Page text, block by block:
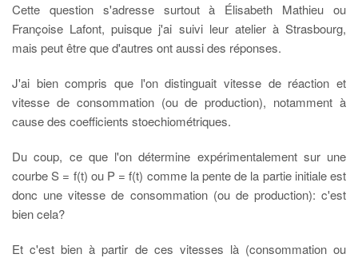
Cette question s'adresse surtout à Élisabeth Mathieu ou
Françoise Lafont, puisque j'ai suivi leur atelier à Strasbourg,
mais peut être que d'autres ont aussi des réponses.
J'ai bien compris que l'on distinguait vitesse de réaction et
vitesse de consommation (ou de production), notamment à
cause des coefficients stoechiométriques.
Du coup, ce que l'on détermine expérimentalement sur une
courbe S = f(t) ou P = f(t) comme la pente de la partie initiale est
donc une vitesse de consommation (ou de production): c'est
bien cela?
Et c'est bien à partir de ces vitesses là (consommation ou